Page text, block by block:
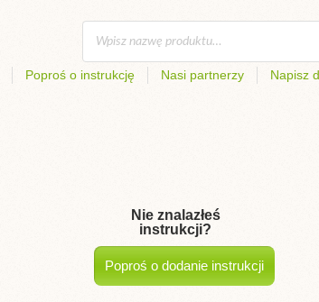
Poproś o instrukcję Nasi partnerzy Napisz
Nie znalazłeś
instrukcji?
Poproś o dodanie instrukcji